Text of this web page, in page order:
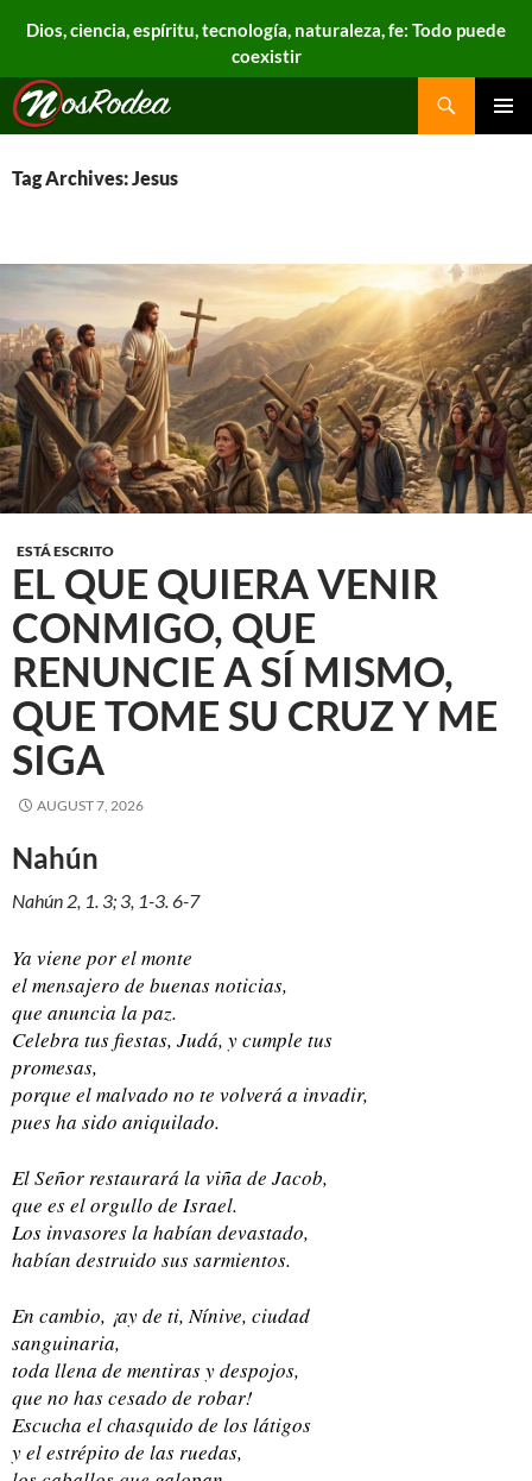
Dios, ciencia, espíritu, tecnología, naturaleza, fe: Todo puede
coexistir
Nos Rodea
Search
Tag Archives: Jesus
ESTÁ ESCRITO
EL QUE QUIERA VENIR
CONMIGO, QUE
RENUNCIE A SÍ MISMO,
QUE TOME SU CRUZ Y ME
SIGA
AUGUST 7, 2026
Nahún
Nahún 2, 1. 3; 3, 1-3. 6-7
Ya viene por el monte
el mensajero de buenas noticias,
que anuncia la paz.
Celebra tus fiestas, Judá, y cumple tus
promesas,
porque el malvado no te volverá a invadir,
pues ha sido aniquilado.
El Señor restaurará la viña de Jacob,
que es el orgullo de Israel.
Los invasores la habían devastado,
habían destruido sus sarmientos.
En cambio, ¡ay de ti, Nínive, ciudad
sanguinaria,
toda llena de mentiras y despojos,
que no has cesado de robar!
Escucha el chasquido de los látigos
y el estrépito de las ruedas,